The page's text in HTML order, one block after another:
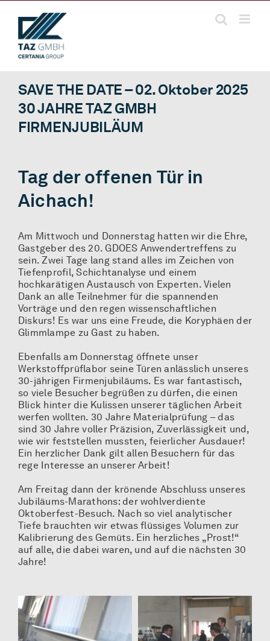
Inhalt
springen
SAVE THE DATE – 02. Oktober 2025
30 JAHRE TAZ GMBH
FIRMENJUBILÄUM
Tag der offenen Tür in
Aichach!
Am Mittwoch und Donnerstag hatten wir die Ehre,
Gastgeber des 20. GDOES Anwendertreffens zu
sein. Zwei Tage lang stand alles im Zeichen von
Tiefenprofil, Schichtanalyse und einem
hochkarätigen Austausch von Experten. Vielen
Dank an alle Teilnehmer für die spannenden
Vorträge und den regen wissenschaftlichen
Diskurs! Es war uns eine Freude, die Koryphäen der
Glimmlampe zu Gast zu haben.
Ebenfalls am Donnerstag öffnete unser
Werkstoffprüflabor seine Türen anlässlich unseres
30-jährigen Firmenjubiläums. Es war fantastisch,
so viele Besucher begrüßen zu dürfen, die einen
Blick hinter die Kulissen unserer täglichen Arbeit
werfen wollten. 30 Jahre Materialprüfung – das
sind 30 Jahre voller Präzision, Zuverlässigkeit und,
wie wir feststellen mussten, feierlicher Ausdauer!
Ein herzlicher Dank gilt allen Besuchern für das
rege Interesse an unserer Arbeit!
Am Freitag dann der krönende Abschluss unseres
Jubiläums-Marathons: der wohlverdiente
Oktoberfest-Besuch. Nach so viel analytischer
Tiefe brauchten wir etwas flüssiges Volumen zur
Kalibrierung des Gemüts. Ein herzliches „Prost!“
auf alle, die dabei waren, und auf die nächsten 30
Jahre!